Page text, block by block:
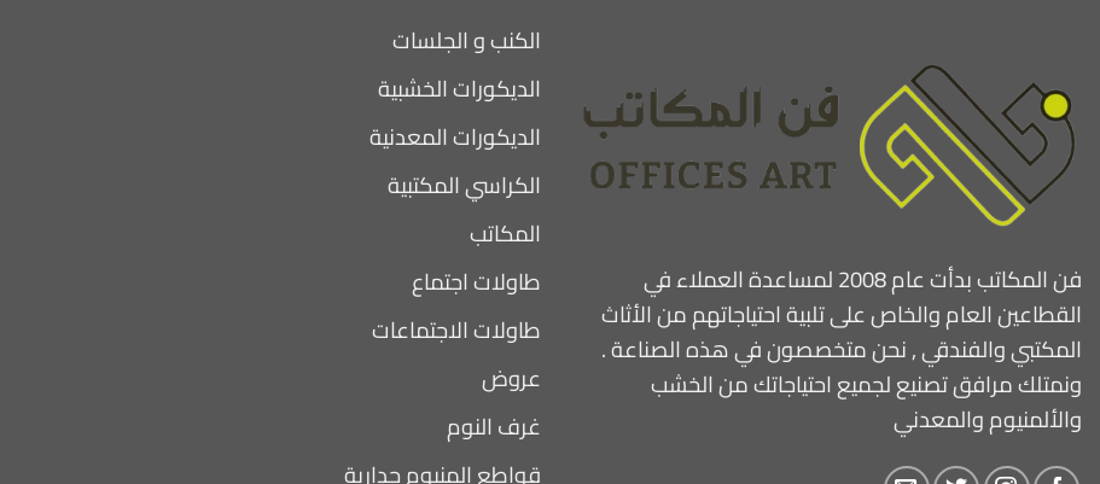
فن المكاتب بدأت عام 2008 لمساعدة العملاء في
القطاعين العام والخاص على تلبية احتياجاتهم من الأثاث
المكتبي والفندقي , نحن متخصصون في هذه الصناعة .
ونمتلك مرافق تصنيع لجميع احتياجاتك من الخشب
والألمنيوم والمعدني
الكنب و الجلسات
الديكورات الخشبية
الديكورات المعدنية
الكراسي المكتبية
المكاتب
طاولات اجتماع
طاولات الاجتماعات
عروض
غرف النوم
قواطع المنيوم جدارية